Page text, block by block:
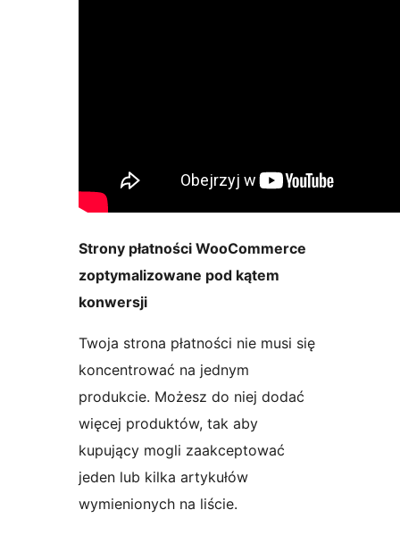
Strony płatności WooCommerce
zoptymalizowane pod kątem
konwersji
Twoja strona płatności nie musi się
koncentrować na jednym
produkcie. Możesz do niej dodać
więcej produktów, tak aby
kupujący mogli zaakceptować
jeden lub kilka artykułów
wymienionych na liście.